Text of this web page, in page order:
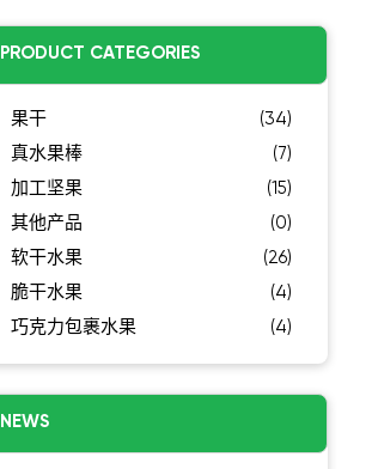
PRODUCT CATEGORIES
果干
(34)
真水果棒
(7)
加工坚果
(15)
其他产品
(0)
软干水果
(26)
脆干水果
(4)
巧克力包裹水果
(4)
NEWS